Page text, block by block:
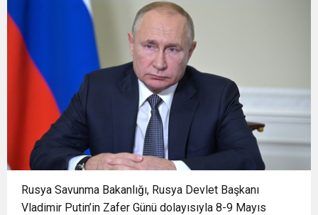
şampiyonluğa hazırlıyor
14:32 BÜYÜKŞEHİR’DEN İNEGÖL’E ULAŞIM HAMLESİ
14:28 Büyükşehir’den sahada “Kırmızı Altın” mesaisi
BAŞKAN VEKİLİ ŞAHİN BİBA: “BURSA’NIN
GELECEĞİNİ BÜTÜNCÜL BİR ANLAYIŞLA
PLANLIYORUZ”
14:21 BÜYÜKŞEHİR’DEN AFETLERE HAZIR İKİ YENİ
MOBİL ARAÇ
1:41 GERCÜŞ’TE ANLAMLI BULUŞMA: BAKAN
Rusya Savunma Bakanlığı, Rusya Devlet Başkanı
Vladimir Putin’in Zafer Günü dolayısıyla 8-9 Mayıs